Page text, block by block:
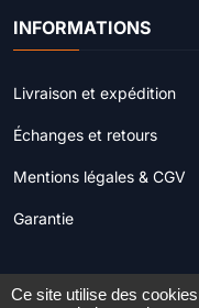
INFORMATIONS
Livraison et expédition
Échanges et retours
Mentions légales & CGV
Garantie
Ce site utilise des